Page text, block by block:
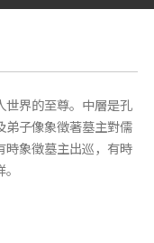
世界的至尊。中層是孔
弟子像象徵著墓主對儒
時象徵墓主出巡，有時